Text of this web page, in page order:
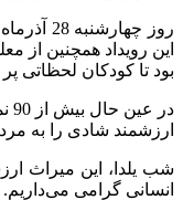
این رویداد همچنین از
بود تا کودکان لحظاتی
ارزشمند شادی را به
شب یلدا، این میراث
انسانی گرامی